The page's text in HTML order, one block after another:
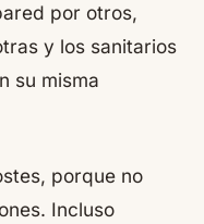
por otros,
y los sanitarios
su misma
porque no
Incluso